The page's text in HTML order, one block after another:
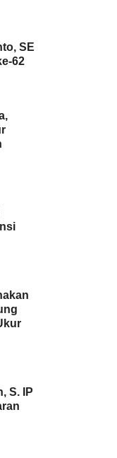
SE
62
S. IP